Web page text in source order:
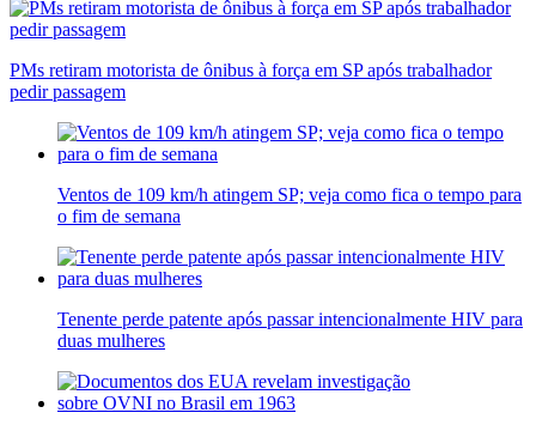
PMs retiram motorista de ônibus à força em SP após trabalhador
pedir passagem
Ventos de 109 km/h atingem SP; veja como fica o tempo para
o fim de semana
Tenente perde patente após passar intencionalmente HIV para
duas mulheres